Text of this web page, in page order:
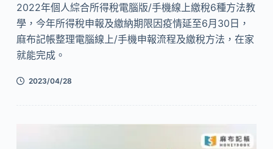
2022年個人綜合所得稅電腦版/手機線上繳稅6種方法教
學，今年所得稅申報及繳納期限因疫情延至6月30日，
麻布記帳整理電腦線上/手機申報流程及繳稅方法，在家
就能完成。
2023/04/28